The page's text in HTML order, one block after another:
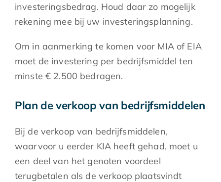
investeringsbedrag. Houd daar zo mogelijk
rekening mee bij uw investeringsplanning.
Om in aanmerking te komen voor MIA of EIA
moet de investering per bedrijfsmiddel ten
minste € 2.500 bedragen.
Plan de verkoop van bedrijfsmiddelen
Bij de verkoop van bedrijfsmiddelen,
waarvoor u eerder KIA heeft gehad, moet u
een deel van het genoten voordeel
terugbetalen als de verkoop plaatsvindt